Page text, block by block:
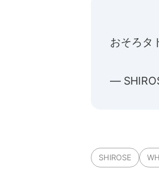
おそろタ
—
SHIROSE